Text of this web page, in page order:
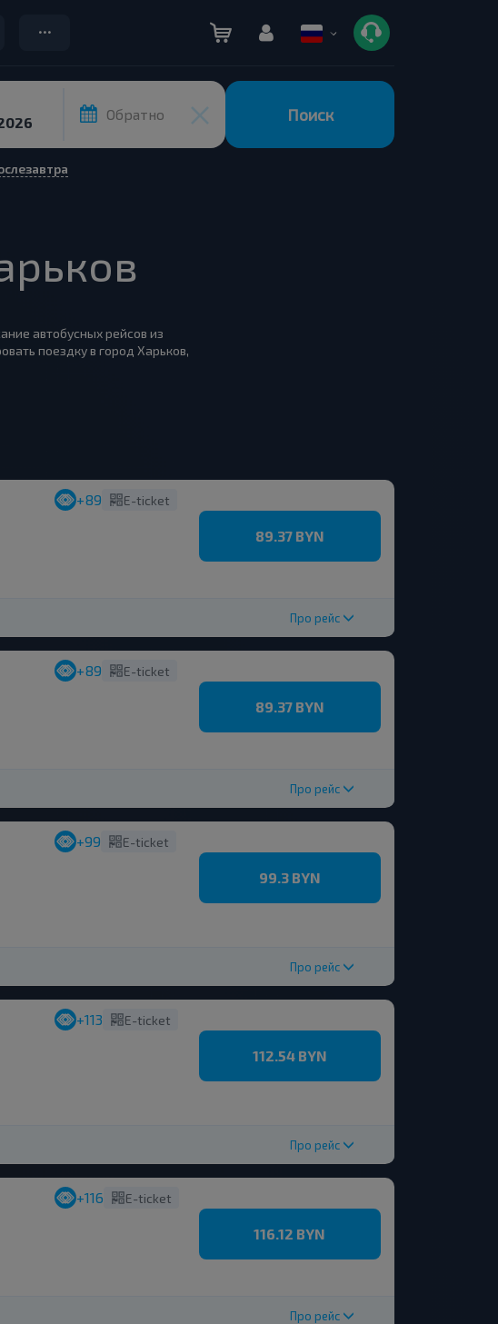
Обратно Поиск
автобусных рейсов из
поездку в город Харьков,
+89 E-ticket
89.37 BYN
Про рейс
+89 E-ticket
89.37 BYN
Про рейс
+99 E-ticket
99.3 BYN
Про рейс
+113 E-ticket
112.54 BYN
Про рейс
+116 E-ticket
116.12 BYN
Про рейс